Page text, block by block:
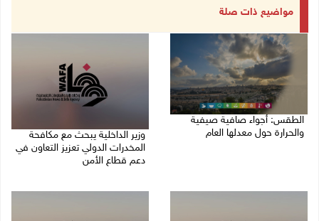
مواضيع ذات صلة
الطقس: أجواء صافية صيفية
والحرارة حول معدلها العام
وزير الداخلية يبحث مع مكافحة
المخدرات الدولي تعزيز التعاون في
دعم قطاع الأمن